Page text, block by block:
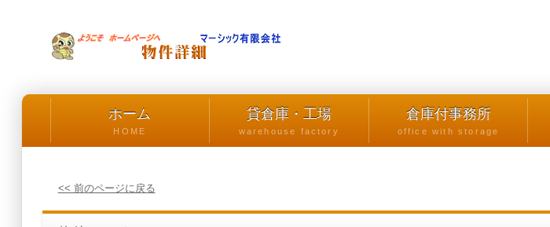
ホーム
HOME
貸倉庫・工場
warehouse factory
倉庫付事務所
office with storage
<< 前のページに戻る